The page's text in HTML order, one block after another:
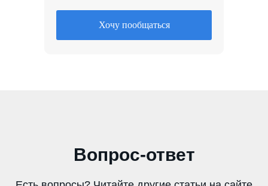
Хочу пообщаться
Вопрос-ответ